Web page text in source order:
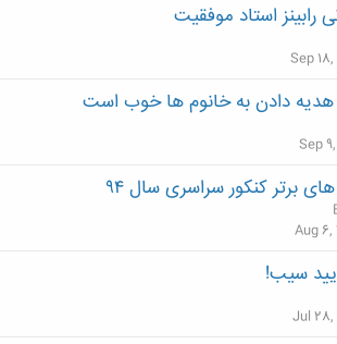
رابینز استاد موفقیت
Sep
دادن به خانوم ها خوب است
Sep
برتر کنکور سراسری سال ۹۴
Aug 6,
سيب!
Jul 28,